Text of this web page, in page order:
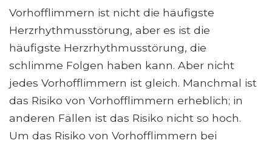
Vorhofflimmern ist nicht die häufigste
Herzrhythmusstörung, aber es ist die
häufigste Herzrhythmusstörung, die
schlimme Folgen haben kann. Aber nicht
jedes Vorhofflimmern ist gleich. Manchmal ist
das Risiko von Vorhofflimmern erheblich; in
anderen Fällen ist das Risiko nicht so hoch.
Um das Risiko von Vorhofflimmern bei